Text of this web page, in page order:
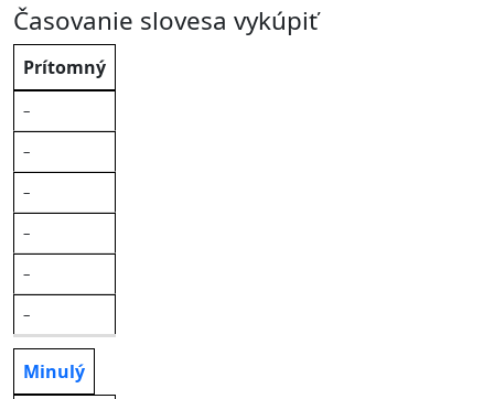
Časovanie slovesa vykúpiť
Čas Ja
Prítomný
–
–
–
–
–
–
Minulý